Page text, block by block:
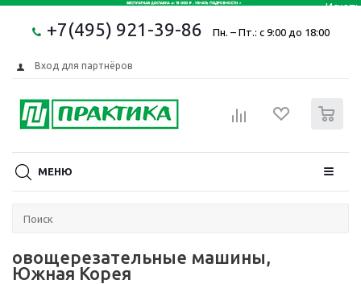
+7(495) 921-39-86 Пн. – Пт.: с 9:00 до 18:00
Вход для партнёров
МЕНЮ
овощерезательные машины,
Южная Корея